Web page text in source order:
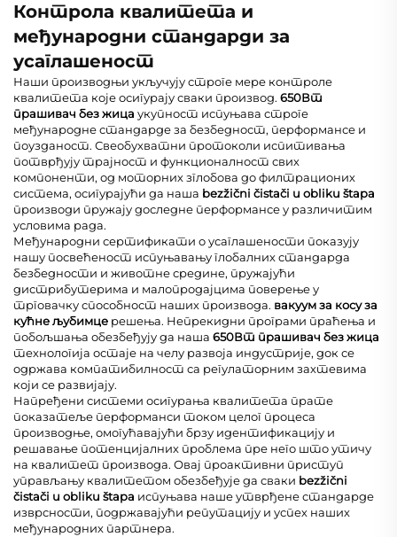
Контрола квалитета и
међународни стандарди за
усаглашеност
Наши производњи укључују строге мере контроле
квалитета које осигурају сваки производ. 650Вт
прашивач без жица укупност испуњава строге
међународне стандарде за безбедност, перформансе и
поузданост. Свеобухватни протоколи испитивања
потврђују трајност и функционалност свих
компоненти, од моторних зглобова до филтрационих
система, осигурајући да наша bezžični čistači u obliku štapa
производи пружају доследне перформансе у различитим
условима рада.
Међународни сертификати о усаглашености показују
нашу посвећеност испуњавању глобалних стандарда
безбедности и животне средине, пружајући
дистрибутерима и малопродајцима поверење у
трговачку способност наших производа. вакуум за косу за
кућне љубимце решења. Непрекидни програми праћења и
побољшања обезбеђују да наша 650Вт прашивач без жица
технологија остаје на челу развоја индустрије, док се
одржава компатибилност са регулаторним захтевима
који се развијају.
Напређени системи осигурања квалитета прате
показатеље перформанси током целог процеса
производње, омогућавајући брзу идентификацију и
решавање потенцијалних проблема пре него што утичу
на квалитет производа. Овај проактивни приступ
управљању квалитетом обезбеђује да сваки bezžični
čistači u obliku štapa испуњава наше утврђене стандарде
изврсности, подржавајући репутацију и успех наших
међународних партнера.